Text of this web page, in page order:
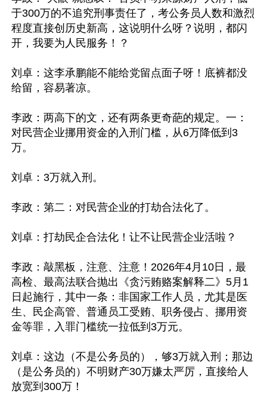
于300万的不追究刑事责任了，考公务员人数和激烈
程度直接创历史新高，这说明什么呀？说明，都闪
开，我要为人民服务！？
刘卓：这李承鹏能不能给党留点面子呀！底裤都没
给留，容易著凉。
李政：两高下的文，还有两条更奇葩的规定。一：
对民营企业挪用资金的入刑门槛，从6万降低到3
万。
刘卓：3万就入刑。
李政：第二：对民营企业的打劫合法化了。
刘卓：打劫民企合法化！让不让民营企业活啦？
李政：敲黑板，注意、注意！2026年4月10日，最
高检、最高法联合抛出《贪污贿赂案解释二》5月1
日起施行，其中一条：非国家工作人员，尤其是医
生、民企高管、普通员工受贿、职务侵占、挪用资
金等罪，入罪门槛统一拉低到3万元。
刘卓：这边（不是公务员的），够3万就入刑；那边
（是公务员的）不明财产30万嫌太严厉，直接给人
放宽到300万！